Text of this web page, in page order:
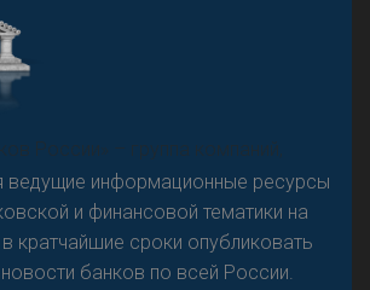
России» – группа компаний,
информационные ресурсы
и финансовой тематики на
кратчайшие сроки опубликовать
банков по всей России.